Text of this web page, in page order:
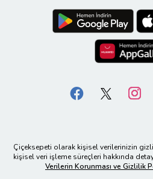
Çiçeksepeti olarak kişisel verilerinizin
kişisel veri işleme süreçleri hakkında
Verilerin Korunması ve Gizlilik